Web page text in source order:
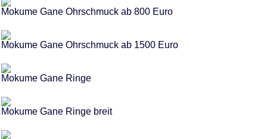
Mokume Gane Ohrschmuck ab 800 Euro
Mokume Gane Ohrschmuck ab 1500 Euro
Mokume Gane Ringe
Mokume Gane Ringe breit